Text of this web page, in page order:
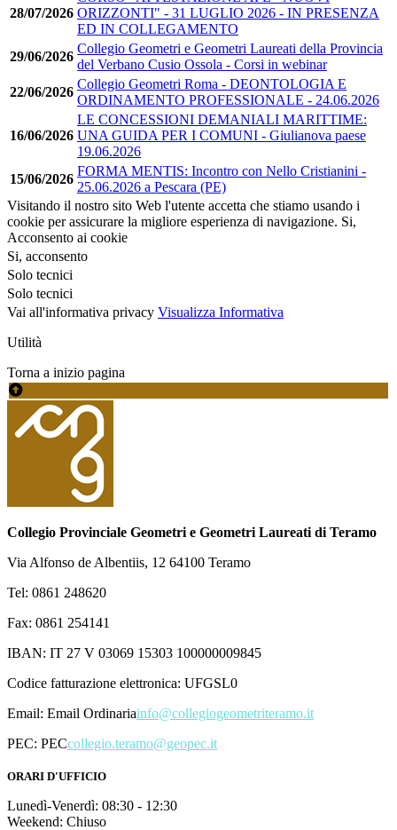
28/07/2026 ORIZZONTI" - 31 LUGLIO 2026 - IN PRESENZA
ED IN COLLEGAMENTO
29/06/2026
Collegio Geometri e Geometri Laureati della Provincia
del Verbano Cusio Ossola - Corsi in webinar
22/06/2026
Collegio Geometri Roma - DEONTOLOGIA E
ORDINAMENTO PROFESSIONALE - 24.06.2026
16/06/2026
LE CONCESSIONI DEMANIALI MARITTIME:
UNA GUIDA PER I COMUNI - Giulianova paese
19.06.2026
15/06/2026
FORMA MENTIS: Incontro con Nello Cristianini -
25.06.2026 a Pescara (PE)
Visitando il nostro sito Web l'utente accetta che stiamo usando i
cookie per assicurare la migliore esperienza di navigazione. Si,
Acconsento ai cookie
Si, acconsento
Solo tecnici
Solo tecnici
Vai all'informativa privacy Visualizza Informativa
Utilità
Torna a inizio pagina
Collegio Provinciale Geometri e Geometri Laureati di Teramo
Via Alfonso de Albentiis, 12 64100 Teramo
Tel: 0861 248620
Fax: 0861 254141
IBAN: IT 27 V 03069 15303 100000009845
Codice fatturazione elettronica: UFGSL0
Email: Email Ordinariainfo@collegiogeometriteramo.it
PEC: PECcollegio.teramo@geopec.it
ORARI D'UFFICIO
Lunedì-Venerdì: 08:30 - 12:30
Weekend: Chiuso